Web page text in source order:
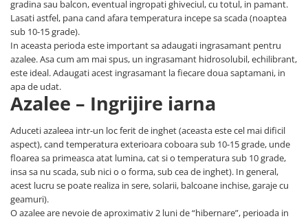
gradina sau balcon, eventual ingropati ghiveciul, cu totul, in pamant.
Lasati astfel, pana cand afara temperatura incepe sa scada (noaptea
sub 10-15 grade).
In aceasta perioda este important sa adaugati ingrasamant pentru
azalee. Asa cum am mai spus, un ingrasamant hidrosolubil, echilibrant,
este ideal. Adaugati acest ingrasamant la fiecare doua saptamani, in
apa de udat.
Azalee – Ingrijire iarna
Aduceti azaleea intr-un loc ferit de inghet (aceasta este cel mai dificil
aspect), cand temperatura exterioara coboara sub 10-15 grade, unde
floarea sa primeasca atat lumina, cat si o temperatura sub 10 grade,
insa sa nu scada, sub nici o o forma, sub cea de inghet). In general,
acest lucru se poate realiza in sere, solarii, balcoane inchise, garaje cu
geamuri).
O azalee are nevoie de aproximativ 2 luni de “hibernare”, perioada in